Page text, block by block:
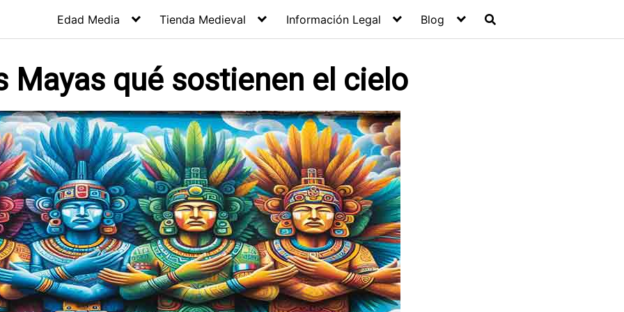
Edad Media Tienda Medieval Información Legal Blog
Mayas qué sostienen el cielo